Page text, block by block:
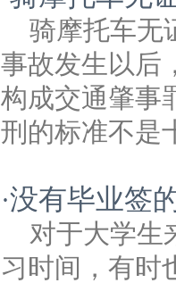
骑摩托车无
事故发生以后
构成交通肇事
刑的标准不是
·没有毕业签
对于大学生
习时间，有时